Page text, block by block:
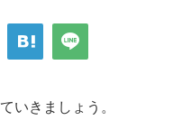
いきましょう。